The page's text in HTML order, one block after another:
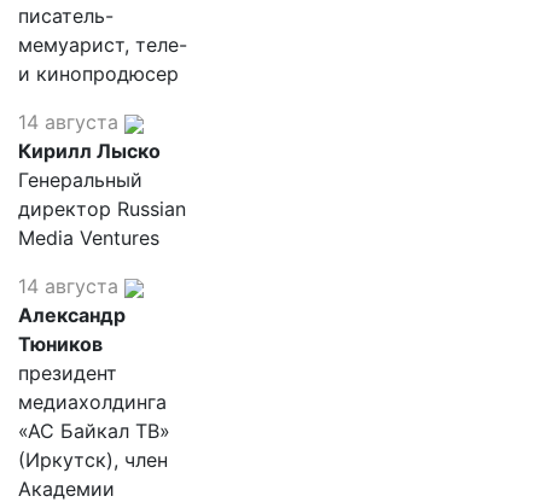
писатель-
мемуарист, теле-
и кинопродюсер
14 августа
Кирилл Лыско
Генеральный
директор Russian
Media Ventures
14 августа
Александр
Тюников
президент
медиахолдинга
«АС Байкал ТВ»
(Иркутск), член
Академии